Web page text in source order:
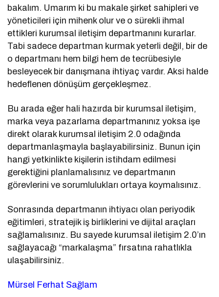
bakalım. Umarım ki bu makale şirket sahipleri ve
yöneticileri için mihenk olur ve o sürekli ihmal
ettikleri kurumsal iletişim departmanını kurarlar.
Tabi sadece departman kurmak yeterli değil, bir de
o departmanı hem bilgi hem de tecrübesiyle
besleyecek bir danışmana ihtiyaç vardır. Aksi halde
hedeflenen dönüşüm gerçekleşmez.
Bu arada eğer hali hazırda bir kurumsal iletişim,
marka veya pazarlama departmanınız yoksa işe
direkt olarak kurumsal iletişim 2.0 odağında
departmanlaşmayla başlayabilirsiniz. Bunun için
hangi yetkinlikte kişilerin istihdam edilmesi
gerektiğini planlamalısınız ve departmanın
görevlerini ve sorumlulukları ortaya koymalısınız.
Sonrasında departmanın ihtiyacı olan periyodik
eğitimleri, stratejik iş birliklerini ve dijital araçları
sağlamalısınız. Bu sayede kurumsal iletişim 2.0’ın
sağlayacağı “markalaşma” fırsatına rahatlıkla
ulaşabilirsiniz.
Mürsel Ferhat Sağlam